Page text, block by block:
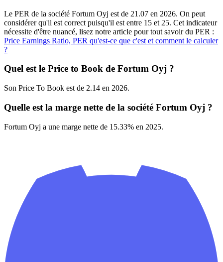
Le PER de la société Fortum Oyj est de 21.07 en 2026. On peut
considérer qu'il est correct puisqu'il est entre 15 et 25. Cet indicateur
nécessite d'être nuancé, lisez notre article pour tout savoir du PER :
Price Earnings Ratio, PER qu'est-ce que c'est et comment le calculer
?
Quel est le Price to Book de Fortum Oyj ?
Son Price To Book est de 2.14 en 2026.
Quelle est la marge nette de la société Fortum Oyj ?
Fortum Oyj a une marge nette de 15.33% en 2025.